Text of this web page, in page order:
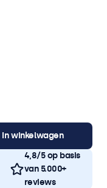
In winkelwagen
4,8/5 op basis
van 5.000+
reviews